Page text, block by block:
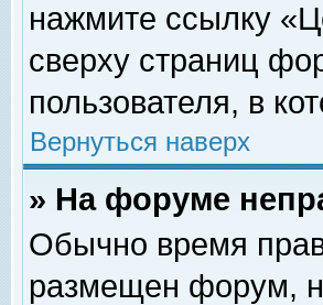
нажмите ссылку
сверху страниц
пользователя, в
Вернуться наверх
» На форуме
Обычно время
размещен форум,